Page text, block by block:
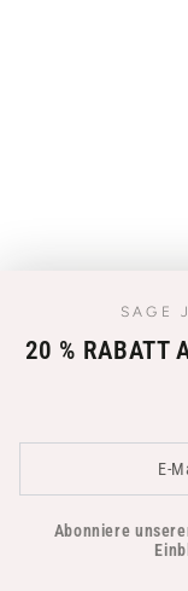
SAGE
20 % RABATT
Mail
Abonniere